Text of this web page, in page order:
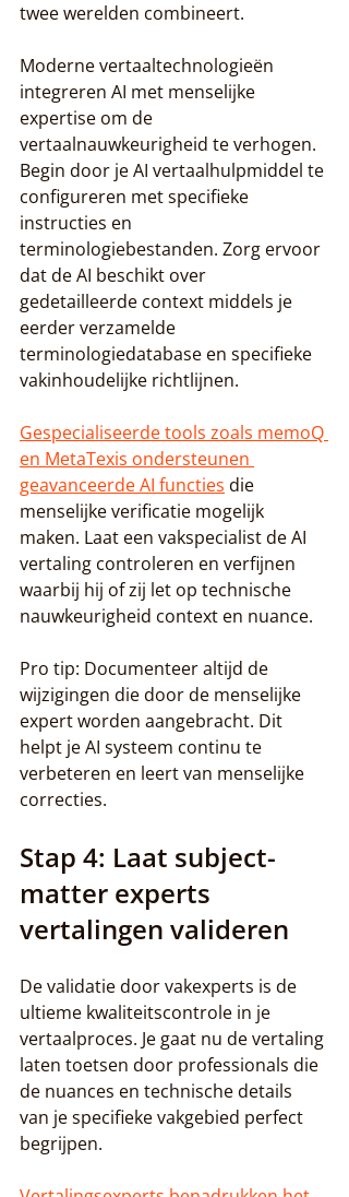
twee werelden combineert.
Moderne vertaaltechnologieën
integreren AI met menselijke
expertise om de
vertaalnauwkeurigheid te verhogen.
Begin door je AI vertaalhulpmiddel te
configureren met specifieke
instructies en
terminologiebestanden. Zorg ervoor
dat de AI beschikt over
gedetailleerde context middels je
eerder verzamelde
terminologiedatabase en specifieke
vakinhoudelijke richtlijnen.
Gespecialiseerde tools zoals memoQ
en MetaTexis ondersteunen
geavanceerde AI functies die
menselijke verificatie mogelijk
maken. Laat een vakspecialist de AI
vertaling controleren en verfijnen
waarbij hij of zij let op technische
nauwkeurigheid context en nuance.
Pro tip: Documenteer altijd de
wijzigingen die door de menselijke
expert worden aangebracht. Dit
helpt je AI systeem continu te
verbeteren en leert van menselijke
correcties.
Stap 4: Laat subject-
matter experts
vertalingen valideren
De validatie door vakexperts is de
ultieme kwaliteitscontrole in je
vertaalproces. Je gaat nu de vertaling
laten toetsen door professionals die
de nuances en technische details
van je specifieke vakgebied perfect
begrijpen.